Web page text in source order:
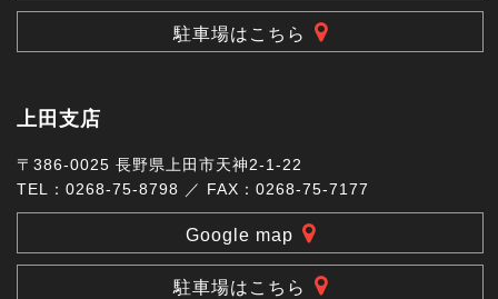
駐車場はこちら
上田支店
〒386-0025 長野県上田市天神2-1-22
TEL：0268-75-8798 ／ FAX：0268-75-7177
Google map
駐車場はこちら